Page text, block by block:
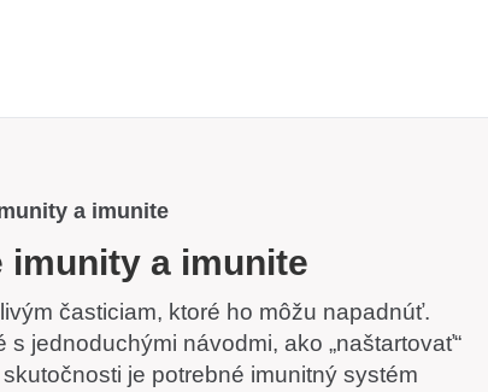
a imunite
imunity a imunite
časticiam, ktoré ho môžu napadnúť.
jednoduchými návodmi, ako „naštartovať“
je potrebné imunitný systém